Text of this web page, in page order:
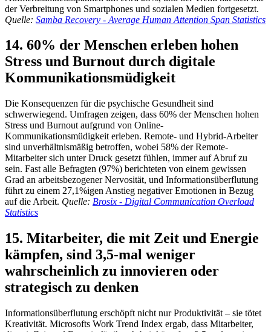
der Verbreitung von Smartphones und sozialen Medien fortgesetzt.
Quelle: Samba Recovery - Average Human Attention Span Statistics
14. 60% der Menschen erleben hohen
Stress und Burnout durch digitale
Kommunikationsmüdigkeit
Die Konsequenzen für die psychische Gesundheit sind
schwerwiegend. Umfragen zeigen, dass 60% der Menschen hohen
Stress und Burnout aufgrund von Online-
Kommunikationsmüdigkeit erleben. Remote- und Hybrid-Arbeiter
sind unverhältnismäßig betroffen, wobei 58% der Remote-
Mitarbeiter sich unter Druck gesetzt fühlen, immer auf Abruf zu
sein. Fast alle Befragten (97%) berichteten von einem gewissen
Grad an arbeitsbezogener Nervosität, und Informationsüberflutung
führt zu einem 27,1%igen Anstieg negativer Emotionen in Bezug
auf die Arbeit. Quelle: Brosix - Digital Communication Overload
Statistics
15. Mitarbeiter, die mit Zeit und Energie
kämpfen, sind 3,5-mal weniger
wahrscheinlich zu innovieren oder
strategisch zu denken
Informationsüberflutung erschöpft nicht nur Produktivität – sie tötet
Kreativität. Microsofts Work Trend Index ergab, dass Mitarbeiter,